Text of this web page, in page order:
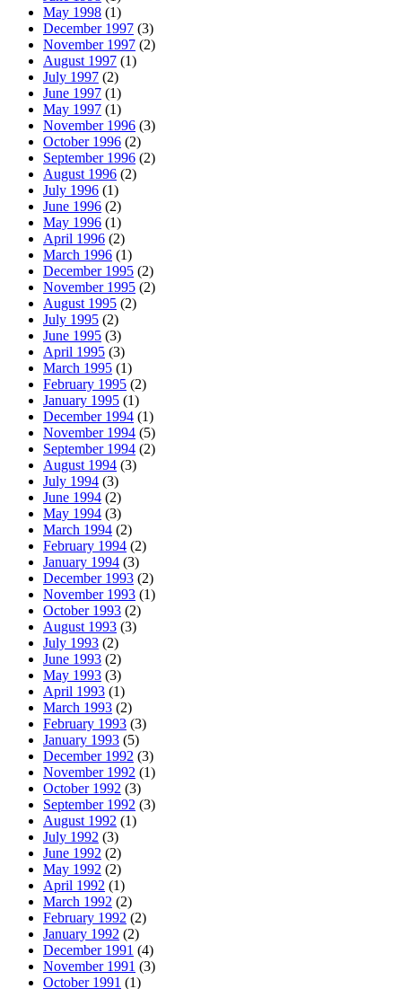
May 1998 (1)
December 1997 (3)
November 1997 (2)
August 1997 (1)
July 1997 (2)
June 1997 (1)
May 1997 (1)
November 1996 (3)
October 1996 (2)
September 1996 (2)
August 1996 (2)
July 1996 (1)
June 1996 (2)
May 1996 (1)
April 1996 (2)
March 1996 (1)
December 1995 (2)
November 1995 (2)
August 1995 (2)
July 1995 (2)
June 1995 (3)
April 1995 (3)
March 1995 (1)
February 1995 (2)
January 1995 (1)
December 1994 (1)
November 1994 (5)
September 1994 (2)
August 1994 (3)
July 1994 (3)
June 1994 (2)
May 1994 (3)
March 1994 (2)
February 1994 (2)
January 1994 (3)
December 1993 (2)
November 1993 (1)
October 1993 (2)
August 1993 (3)
July 1993 (2)
June 1993 (2)
May 1993 (3)
April 1993 (1)
March 1993 (2)
February 1993 (3)
January 1993 (5)
December 1992 (3)
November 1992 (1)
October 1992 (3)
September 1992 (3)
August 1992 (1)
July 1992 (3)
June 1992 (2)
May 1992 (2)
April 1992 (1)
March 1992 (2)
February 1992 (2)
January 1992 (2)
December 1991 (4)
November 1991 (3)
October 1991 (1)